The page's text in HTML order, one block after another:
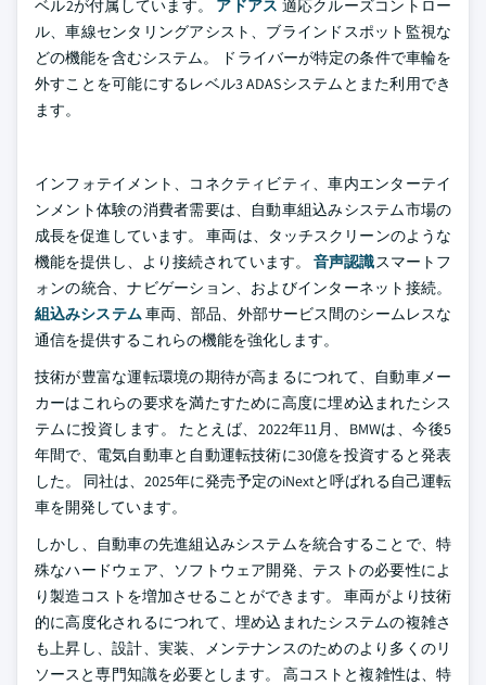
ベル2が付属しています。 アドアス 適応クルーズコントロー
ル、車線センタリングアシスト、ブラインドスポット監視な
どの機能を含むシステム。 ドライバーが特定の条件で車輪を
外すことを可能にするレベル3 ADASシステムとまた利用でき
ます。
インフォテイメント、コネクティビティ、車内エンターテイ
ンメント体験の消費者需要は、自動車組込みシステム市場の
成長を促進しています。 車両は、タッチスクリーンのような
機能を提供し、より接続されています。音声認識スマートフ
ォンの統合、ナビゲーション、およびインターネット接続。
組込みシステム車両、部品、外部サービス間のシームレスな
通信を提供するこれらの機能を強化します。
技術が豊富な運転環境の期待が高まるにつれて、自動車メー
カーはこれらの要求を満たすために高度に埋め込まれたシス
テムに投資します。 たとえば、2022年11月、BMWは、今後5
年間で、電気自動車と自動運転技術に30億を投資すると発表
した。 同社は、2025年に発売予定のiNextと呼ばれる自己運転
車を開発しています。
しかし、自動車の先進組込みシステムを統合することで、特
殊なハードウェア、ソフトウェア開発、テストの必要性によ
り製造コストを増加させることができます。 車両がより技術
的に高度化されるにつれて、埋め込まれたシステムの複雑さ
も上昇し、設計、実装、メンテナンスのためのより多くのリ
ソースと専門知識を必要とします。 高コストと複雑性は、特